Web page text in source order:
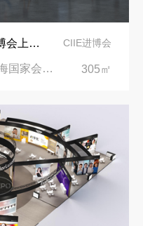
依维柯展位设计在第二届进博会上吸引万千瞩目 CIIE进博会
中国国际进口博览会CIIE|上海国家会展中心 305㎡